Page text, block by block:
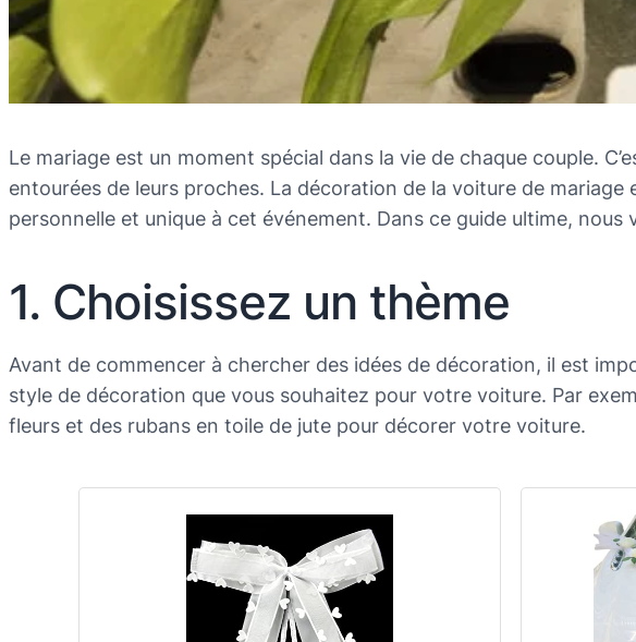
Le mariage est un moment spécial dans la vie de chaque couple.
entourées de leurs proches. La décoration de la voiture de
personnelle et unique à cet événement. Dans ce guide ultime,
1. Choisissez un thème
Avant de commencer à chercher des idées de décoration, il est
style de décoration que vous souhaitez pour votre voiture. Par
fleurs et des rubans en toile de jute pour décorer votre voiture.